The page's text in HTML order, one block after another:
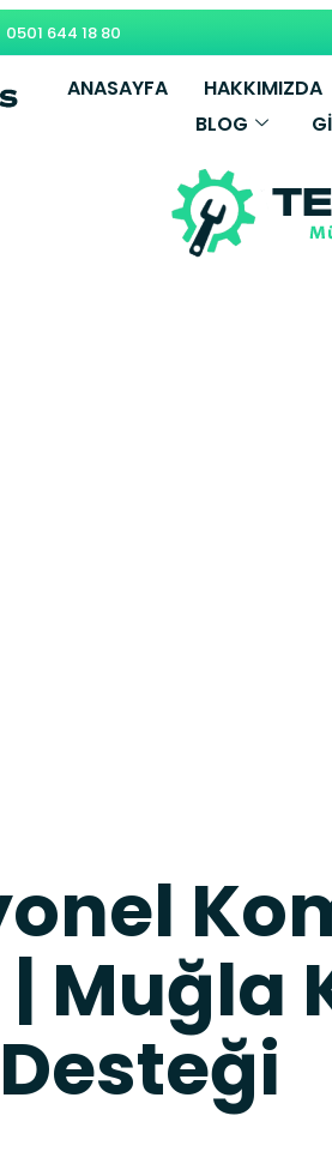
0501 644 18 80
ANASAYFA HAKKIMIZDA
BLOG
| Muğla